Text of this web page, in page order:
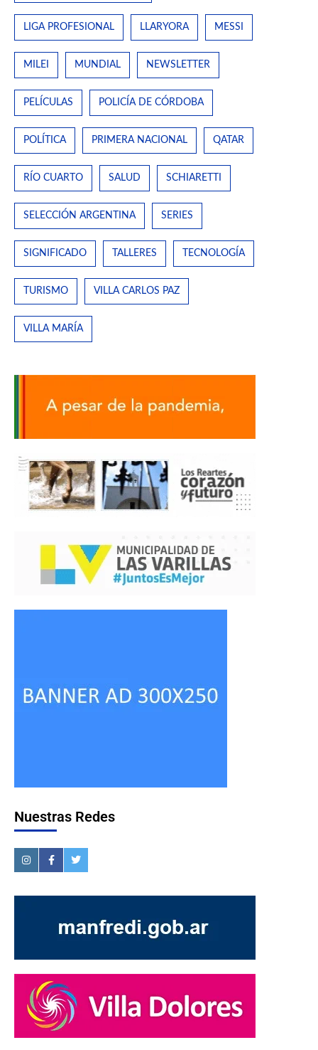
LIGA PROFESIONAL LLARYORA MESSI
MILEI MUNDIAL NEWSLETTER
PELÍCULAS POLICÍA DE CÓRDOBA
POLÍTICA PRIMERA NACIONAL QATAR
RÍO CUARTO SALUD SCHIARETTI
SELECCIÓN ARGENTINA SERIES
SIGNIFICADO TALLERES TECNOLOGÍA
TURISMO VILLA CARLOS PAZ
VILLA MARÍA
Nuestras Redes